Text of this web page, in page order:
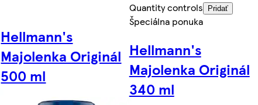
Quantity controls
Pridať
Hellmann's
Majolenka Originál
500 ml
Špeciálna ponuka
Hellmann's
Majolenka Originál
340 ml